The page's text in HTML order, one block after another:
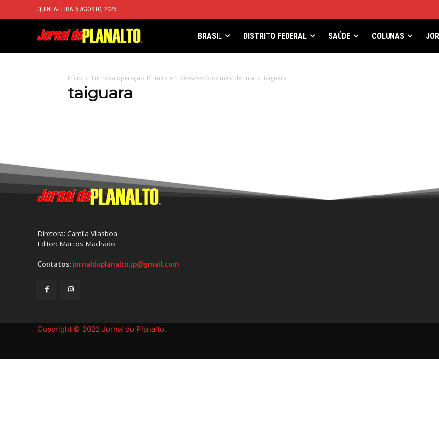
QUINTA-FEIRA, 6 AGOSTO, 2026
BRASIL DISTRITO FEDERAL SAÚDE COLUNAS
Início Em nova operação, PF mira em pessoas ‘próximas’ de Lula taiguara
taiguara
Diretora: Camila Vilasboa
Editor: Marcos Machado
Contatos: jornaldoplanalto.jp@gmail.com
Copyright © 2022 Jornal do Planalto.